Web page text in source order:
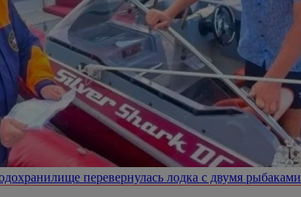
перевернулась лодка с двумя рыбаками